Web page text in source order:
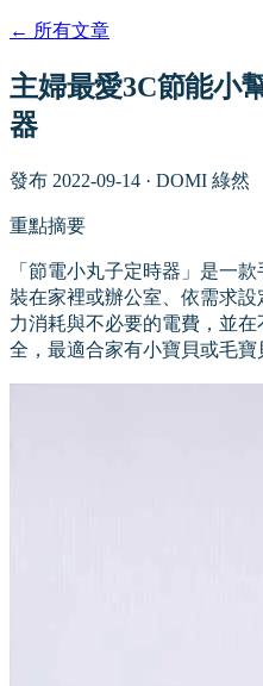
← 所有文章
主婦最愛3C節能小
器
發布 2022-09-14 · DOMI 綠然
重點摘要
「節電小丸子定時器」是一
裝在家裡或辦公室、依需求
力消耗與不必要的電費，並
全，最適合家有小寶貝或毛寶